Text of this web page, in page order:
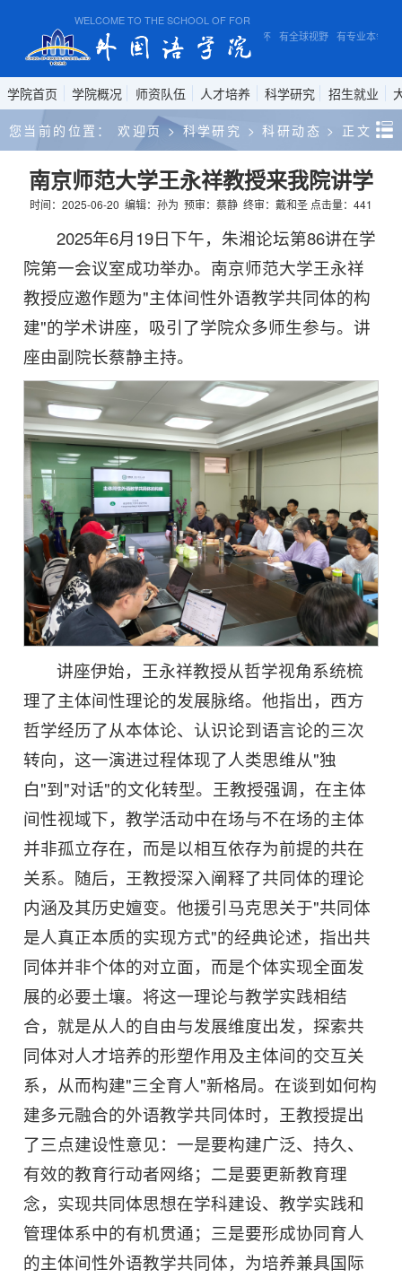
WELCOME TO THE SCHOOL OF FOREIGN STUDIES, ANHUI NORMAL
有家国情怀 有全球视野 有专业本领
学院首页 学院概况 师资队伍 人才培养 科学研究 招生就业
您当前的位置： 欢迎页 > 科学研究 > 科研动态 > 正文
南京师范大学王永祥教授来我院讲学
时间：2025-06-20 编辑：孙为 预审：蔡静 终审：戴和圣 点击量： 441
2025年6月19日下午，朱湘论坛第86讲在学
院第一会议室成功举办。南京师范大学王永祥
教授应邀作题为"主体间性外语教学共同体的构
建"的学术讲座， 吸引了学院众多师生参与。讲
座由副院长蔡静主持。
讲座伊始，王永祥教授从哲学视角系统梳
理了主体间性理论的发展脉络。他指出，西方
哲学经历了从本体论、认识论到语言论的三次
转向，这一演进过程体现了人类思维从"独
白"到"对话"的文化转型。王教授强调，在主体
间性视域下，教学活动中在场与不在场的主体
并非孤立存在，而是以相互依存为前提的共在
关系。随后，王教授深入阐释了共同体的理论
内涵及其历史嬗变。他援引马克思关于"共同体
是人真正本质的实现方式"的经典论述，指出共
同体并非个体的对立面，而是个体实现全面发
展的必要土壤。将这一理论与教学实践相结
合，就是从人的自由与发展维度出发，探索共
同体对人才培养的形塑作用及主体间的交互关
系，从而构建"三全育人"新格局。在谈到如何构
建多元融合的外语教学共同体时，王教授提出
了三点建设性意见：一是要构建广泛、持久、
有效的教育行动者网络；二是要更新教育理
念，实现共同体思想在学科建设、教学实践和
管理体系中的有机贯通；三是要形成协同育人
的主体间性外语教学共同体，为培养兼具国际